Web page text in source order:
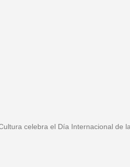
celebra el Día Internacional de